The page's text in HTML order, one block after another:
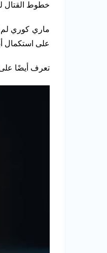
خطوط القتال
ماري كوري لم
على استكمال
تعرف أيضًا